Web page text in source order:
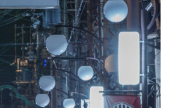
Stay Home 下町寫眞